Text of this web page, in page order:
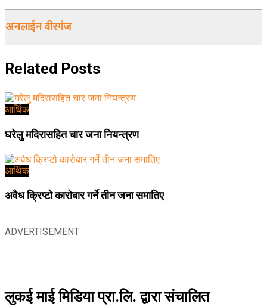
अनलाईन वीरगंज
Related Posts
आर्थिक
घरेलु मदिरासहित चार जना नियन्त्रण
आर्थिक
अवैध क्रिप्टो कारोबार गर्ने तीन जना समातिए
ADVERTISEMENT
लुकई माई मिडिया प्रा.लि. द्वारा संचालित